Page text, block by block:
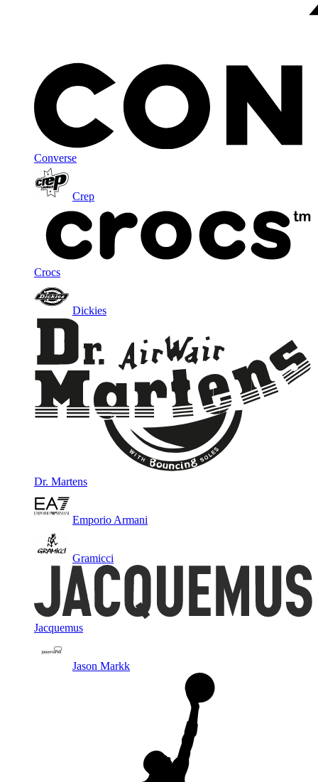
Converse
Crep
Crocs
Dickies
Dr. Martens
Emporio Armani
Gramicci
Jacquemus
Jason Markk